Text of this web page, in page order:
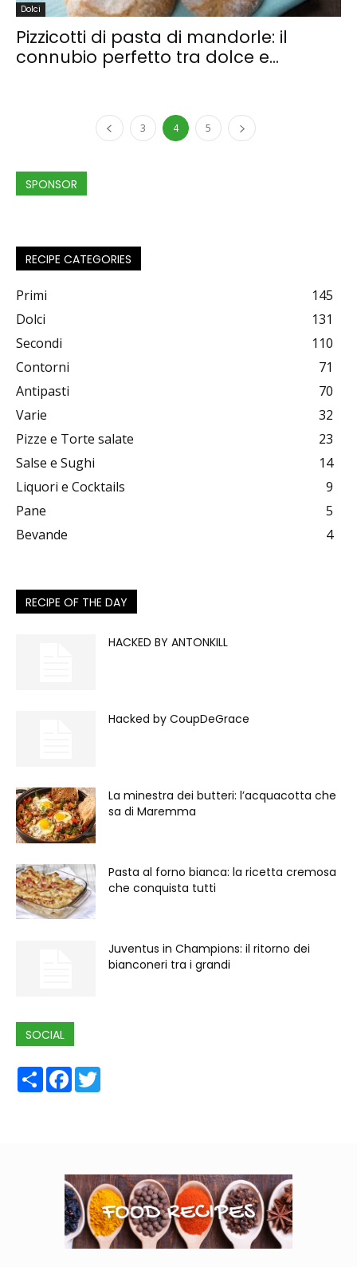
Dolci
Pizzicotti di pasta di mandorle: il
connubio perfetto tra dolce e...
3 4 5
SPONSOR
RECIPE CATEGORIES
Primi
145
Dolci
131
Secondi
110
Contorni
71
Antipasti
70
Varie
32
Pizze e Torte salate
23
Salse e Sughi
14
Liquori e Cocktails
9
Pane
5
Bevande
4
RECIPE OF THE DAY
HACKED BY ANTONKILL
Hacked by CoupDeGrace
La minestra dei butteri: l’acquacotta che
sa di Maremma
Pasta al forno bianca: la ricetta cremosa
che conquista tutti
Juventus in Champions: il ritorno dei
bianconeri tra i grandi
SOCIAL
ShareFacebook